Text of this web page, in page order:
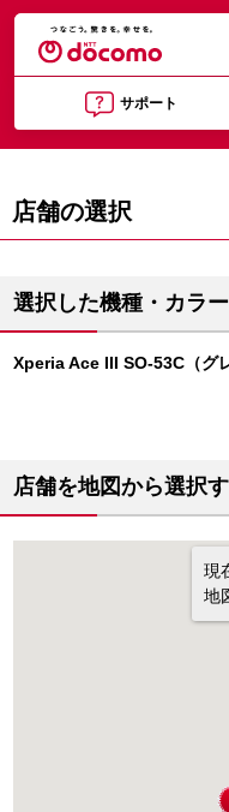
サポート
店舗の選択
選択した機種・カラー
Xperia Ace III SO-53C（グ
店舗を地図から選択
現
地